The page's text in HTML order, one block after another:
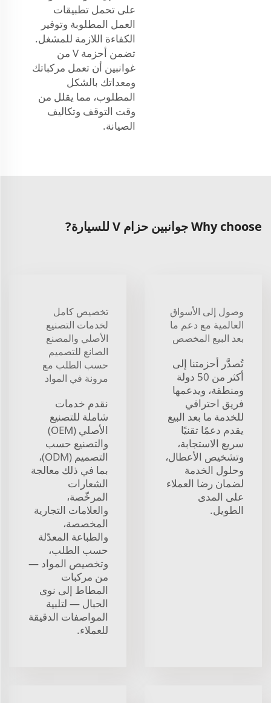
على تحمل تطبيقات
العمل المطلوبة وتوفير
الكفاءة اللازمة للمشغل.
تضمن أحزمة V من
غوانبين أن تعمل مركباتك
ومعداتك بالشكل
المطلوب، مما يقلل من
وقت التوقف وتكاليف
الصيانة.
Why choose جوانبين حزام V للسيارة?
وصول إلى الأسواق
العالمية مع دعم ما
بعد البيع المخصص
تُصدَّر أحزمتنا إلى
أكثر من 50 دولة
ومنطقة، ويدعمها
فريق احترافي
للخدمة ما بعد البيع
يقدم دعمًا تقنيًا
سريع الاستجابة،
وتشخيص الأعطال،
وحلول الخدمة
لضمان رضا العملاء
على المدى
الطويل.
تخصيص كامل
لخدمات التصنيع
الأصلي والمصنع
الصانع للتصميم
حسب الطلب مع
مرونة في المواد
نقدم خدمات
شاملة للتصنيع
الأصلي (OEM)
والتصنيع حسب
التصميم (ODM)،
بما في ذلك معالجة
الشعارات
المرخّصة،
والعلامات التجارية
المخصصة،
والطباعة المعدّلة
حسب الطلب،
وتخصيص المواد —
من مركبات
المطاط إلى نوى
الحبال — لتلبية
المواصفات الدقيقة
للعملاء.